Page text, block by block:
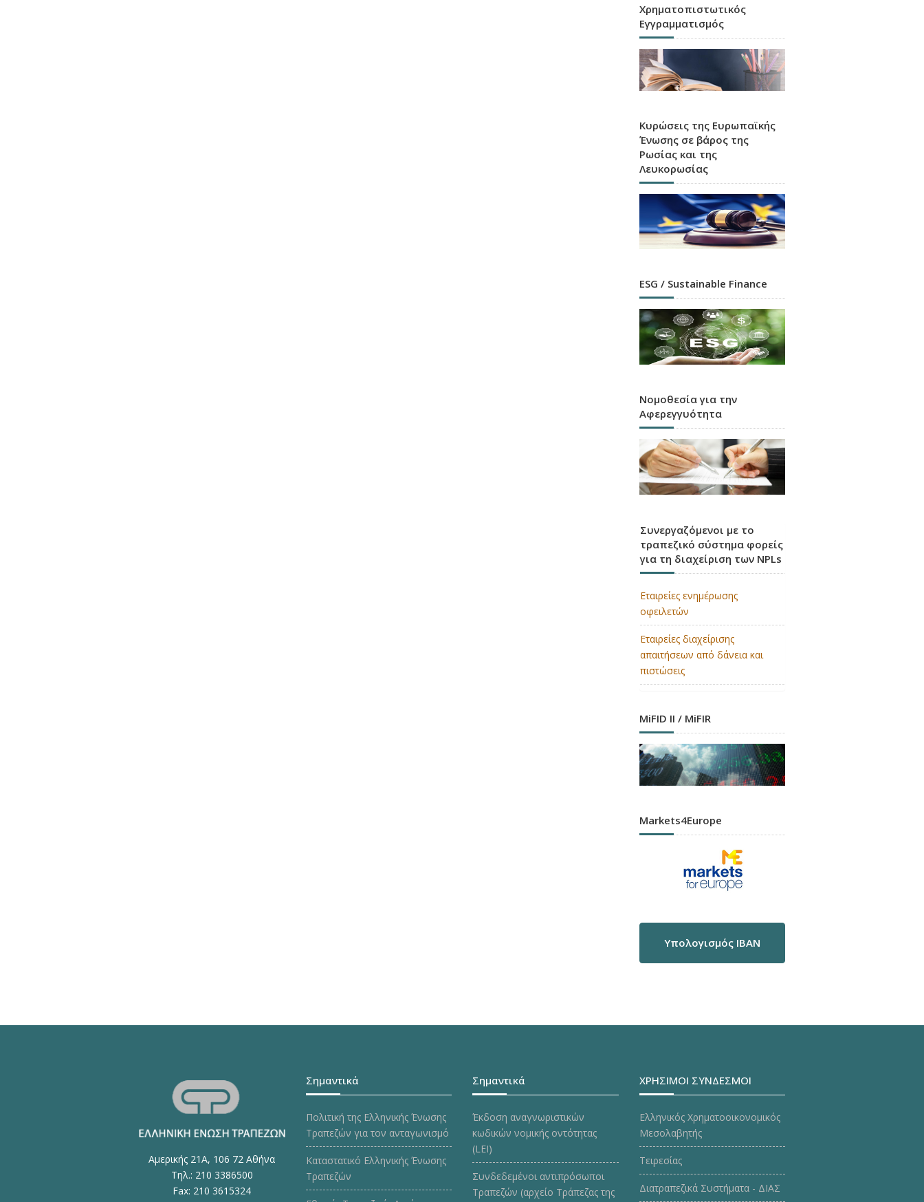
Χρηματοπιστωτικός
Εγγραμματισμός
Κυρώσεις της Ευρωπαϊκής
Ένωσης σε βάρος της
Ρωσίας και της
Λευκορωσίας
ESG / Sustainable Finance
Νομοθεσία για την
Αφερεγγυότητα
Συνεργαζόμενοι με το
τραπεζικό σύστημα φορείς
για τη διαχείριση των NPLs
Εταιρείες ενημέρωσης
οφειλετών
Εταιρείες διαχείρισης
απαιτήσεων από δάνεια και
πιστώσεις
MiFID II / MiFIR
Markets4Europe
Υπολογισμός IBAN
Αμερικής 21Α, 106 72 Αθήνα
Τηλ.: 210 3386500
Fax: 210 3615324
Σημαντικά
Πολιτική της Ελληνικής Ένωσης
Τραπεζών για τον ανταγωνισμό
Καταστατικό Ελληνικής Ένωσης
Τραπεζών
Σημαντικά
Έκδοση αναγνωριστικών
κωδικών νομικής οντότητας
(LEI)
Συνδεδεμένοι αντιπρόσωποι
Τραπεζών (αρχείο Τράπεζας της
ΧΡΗΣΙΜΟΙ ΣΥΝΔΕΣΜΟΙ
Ελληνικός Χρηματοοικονομικός
Μεσολαβητής
Τειρεσίας
Διατραπεζικά Συστήματα - ΔΙΑΣ